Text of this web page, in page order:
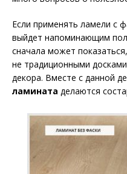
Если применять ламели с
выйдет напоминающим
сначала может
не традиционными
декора. Вместе с данной
ламината делаются